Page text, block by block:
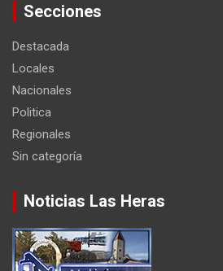
Secciones
Destacada
Locales
Nacionales
Politica
Regionales
Sin categoría
Noticias Las Heras